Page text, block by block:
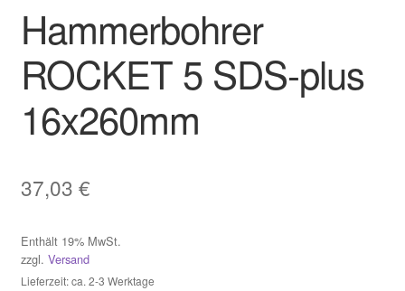
Datenschutzerklärung
Datenschutzerklärung
Homepage
Impressum
Kontakt
Hammerbohrer
ROCKET 5 SDS-plus
16x260mm
37,03 €
Enthält 19% MwSt.
zzgl. Versand
Lieferzeit: ca. 2-3 Werktage